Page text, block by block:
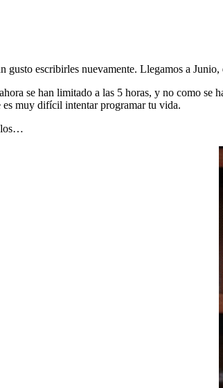
escribirles nuevamente. Llegamos a
se han limitado a las 5 horas, y no como
es muy difícil intentar programar tu vida.